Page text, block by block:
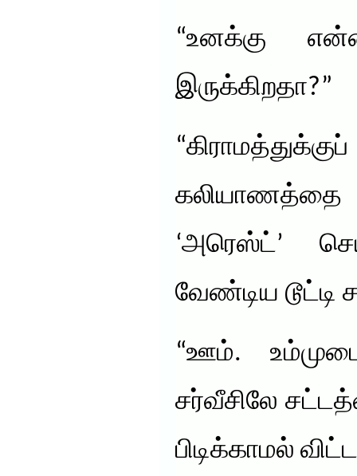
“உனக்கு
இருக்கிறதா?”
கலியாணத்தை
‘அரெஸ்ட்’
வேண்டிய டூட்டி
“ஊம்.
சர்வீசிலே
பிடிக்காமல்